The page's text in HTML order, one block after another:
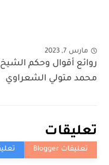
مارس 7, 2023
روائع أقوال وحكم الشيخ
محمد متولي الشعراوي
تعليقات